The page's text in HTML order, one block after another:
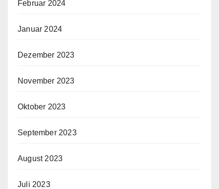
Februar 2024
Januar 2024
Dezember 2023
November 2023
Oktober 2023
September 2023
August 2023
Juli 2023